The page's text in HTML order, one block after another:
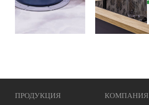
ПРОДУКЦИЯ КОМПАНИЯ